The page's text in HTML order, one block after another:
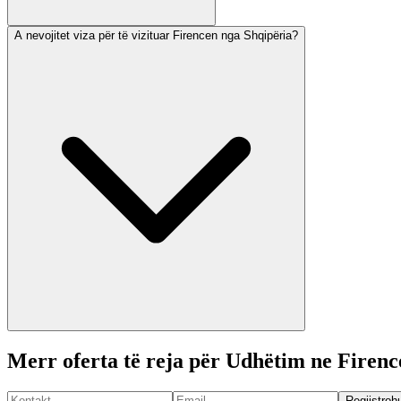
A nevojitet viza për të vizituar Firencen nga Shqipëria?
Merr oferta të reja për Udhëtim ne